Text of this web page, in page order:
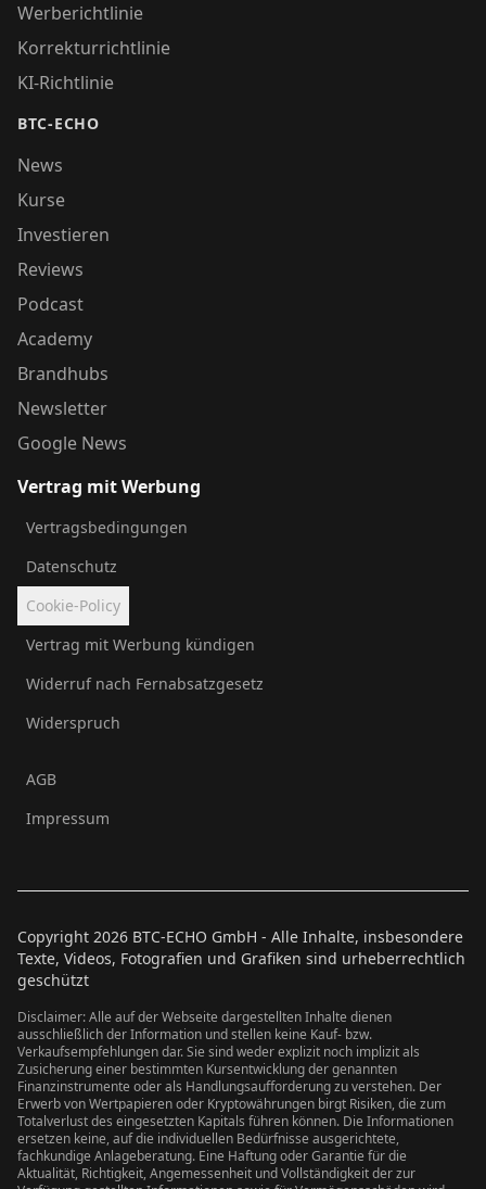
Werberichtlinie
Korrekturrichtlinie
KI-Richtlinie
BTC-ECHO
News
Kurse
Investieren
Reviews
Podcast
Academy
Brandhubs
Newsletter
Google News
Vertrag mit Werbung
Vertragsbedingungen
Datenschutz
Cookie-Policy
Vertrag mit Werbung kündigen
Widerruf nach Fernabsatzgesetz
Widerspruch
AGB
Impressum
Copyright 2026 BTC-ECHO GmbH - Alle Inhalte, insbesondere
Texte, Videos, Fotografien und Grafiken sind urheberrechtlich
geschützt
Disclaimer: Alle auf der Webseite dargestellten Inhalte dienen
ausschließlich der Information und stellen keine Kauf- bzw.
Verkaufsempfehlungen dar. Sie sind weder explizit noch implizit als
Zusicherung einer bestimmten Kursentwicklung der genannten
Finanzinstrumente oder als Handlungsaufforderung zu verstehen. Der
Erwerb von Wertpapieren oder Kryptowährungen birgt Risiken, die zum
Totalverlust des eingesetzten Kapitals führen können. Die Informationen
ersetzen keine, auf die individuellen Bedürfnisse ausgerichtete,
fachkundige Anlageberatung. Eine Haftung oder Garantie für die
Aktualität, Richtigkeit, Angemessenheit und Vollständigkeit der zur